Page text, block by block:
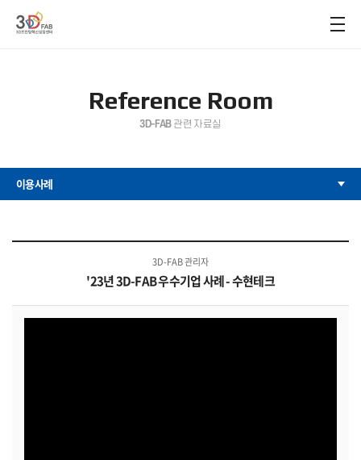
Reference Room
3D-FAB관련 자료실
이용사례
3D-FAB 관리자
'23년 3D-FAB 우수기업 사례 - 수현테크